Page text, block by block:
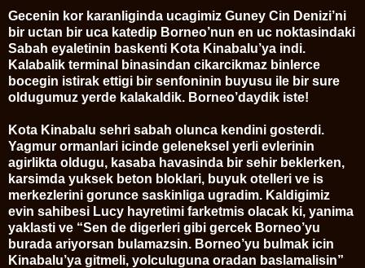
Gecenin kor karanliginda ucagimiz Guney Cin Denizi’ni
bir uctan bir uca katedip Borneo’nun en uc noktasindaki
Sabah eyaletinin baskenti Kota Kinabalu’ya indi.
Kalabalik terminal binasindan cikarcikmaz binlerce
bocegin istirak ettigi bir senfoninin buyusu ile bir sure
oldugumuz yerde kalakaldik. Borneo’daydik iste!
Kota Kinabalu sehri sabah olunca kendini gosterdi.
Yagmur ormanlari icinde geleneksel yerli evlerinin
agirlikta oldugu, kasaba havasinda bir sehir beklerken,
karsimda yuksek beton bloklari, buyuk otelleri ve is
merkezlerini gorunce saskinliga ugradim. Kaldigimiz
evin sahibesi Lucy hayretimi farketmis olacak ki, yanima
yaklasti ve “Sen de digerleri gibi gercek Borneo’yu
burada ariyorsan bulamazsin. Borneo’yu bulmak icin
Kinabalu’ya gitmeli, yolculuguna oradan baslamalisin”